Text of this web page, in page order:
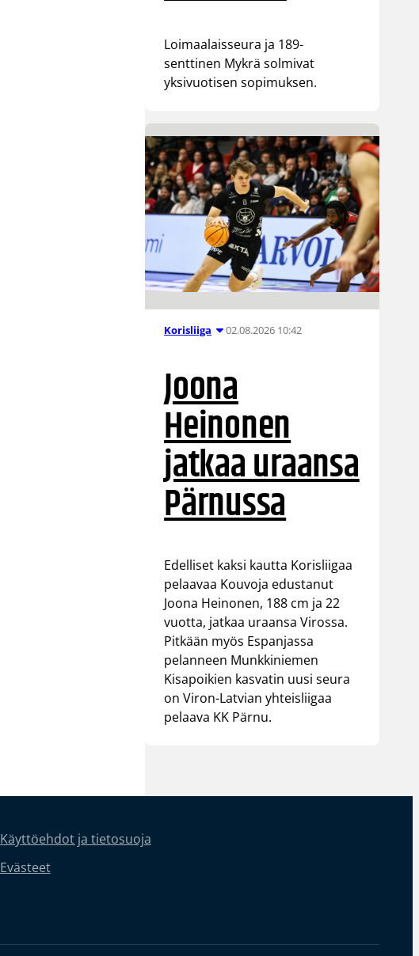
Loimaalaisseura ja 189-
senttinen Mykrä solmivat
yksivuotisen sopimuksen.
Korisliiga 02.08.2026 10:42
Joona
Heinonen
jatkaa uraansa
Pärnussa
Edelliset kaksi kautta Korisliigaa
pelaavaa Kouvoja edustanut
Joona Heinonen, 188 cm ja 22
vuotta, jatkaa uraansa Virossa.
Pitkään myös Espanjassa
pelanneen Munkkiniemen
Kisapoikien kasvatin uusi seura
on Viron-Latvian yhteisliigaa
pelaava KK Pärnu.
Käyttöehdot ja tietosuoja
Evästeet